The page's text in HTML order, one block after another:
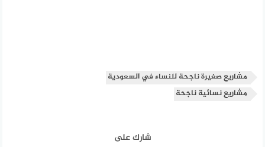
مشاريع صغيرة ناجحة للنساء في السعودية
مشاريع نسائية ناجحة
شارك على